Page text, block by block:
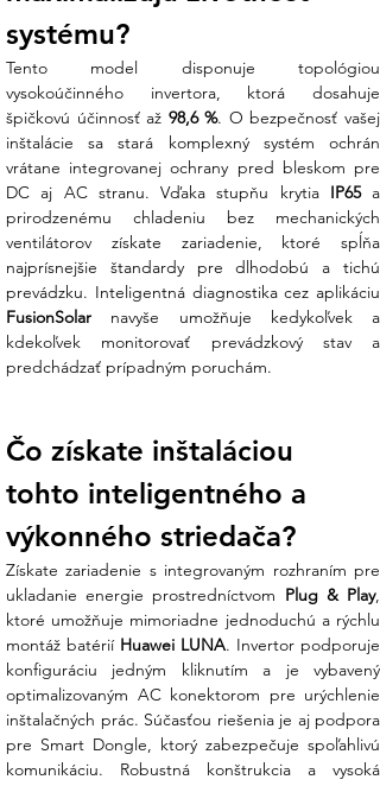
žiadny hlukový smog.
Spravujte svoju elektráreň odkiaľkoľvek.
Aplikácia umožňuje konfiguráciu jedným
kliknutím, inteligentnú diagnostiku a
detailný prehľad o tokoch energie vo
vašom dome.
Koniec technickej neistote: Obávate
sa výpadkov prúdu? Náš tím v Ensun
vám pomôže navrhnúť systém doplnený
o batériu a Backup Box, ktorý zabezpečí
napájanie vášho domu aj v prípade
kolapsu verejnej siete.
V Ensun kladieme dôraz na presné
technické parametre pre bezproblémové
pripojenie do siete:
Parameter
Model
SUN2000-8KTL-M1
(HC)
Odporúčaný max. FV
výkon
12 000 Wp
Menovitý výstupný
výkon
8 000 W (8 kW)
Max. zdanlivý výkon 8 800 VA
Max. vstupné napätie1 100 V
Rozsah MPPT
140 V – 980 V
systému?
Tento model disponuje topológiou
vysokoúčinného invertora, ktorá dosahuje
špičkovú účinnosť až 98,6 %. O bezpečnosť vašej
inštalácie sa stará komplexný systém ochrán
vrátane integrovanej ochrany pred bleskom pre
DC aj AC stranu. Vďaka stupňu krytia IP65 a
prirodzenému chladeniu bez mechanických
ventilátorov získate zariadenie, ktoré spĺňa
najprísnejšie štandardy pre dlhodobú a tichú
FusionSolar navyše umožňuje kedykoľvek a
kdekoľvek monitorovať prevádzkový stav a
predchádzať prípadným poruchám.
Čo získate inštaláciou
tohto inteligentného a
výkonného striedača?
Získate zariadenie s integrovaným rozhraním pre
ukladanie energie prostredníctvom Plug & Play,
ktoré umožňuje mimoriadne jednoduchú a rýchlu
montáž batérií Huawei LUNA. Invertor podporuje
konfiguráciu jedným kliknutím a je vybavený
optimalizovaným AC konektorom pre urýchlenie
inštalačných prác. Súčasťou riešenia je aj podpora
pre Smart Dongle, ktorý zabezpečuje spoľahlivú
komunikáciu. Robustná konštrukcia a vysoká